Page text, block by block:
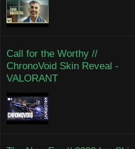
Call for the Worthy //
ChronoVoid Skin Reveal -
VALORANT